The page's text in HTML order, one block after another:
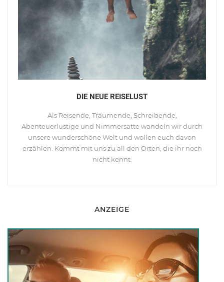
DIE NEUE REISELUST
Als Reisende, Träumende, Schreibende,
Abenteuerlustige und Nimmersatte wandeln wir durch
unsere wunderschöne Welt und wollen euch davon
erzählen. Kommt mit uns zu all den Orten, die ihr noch
nicht kennt.
ANZEIGE